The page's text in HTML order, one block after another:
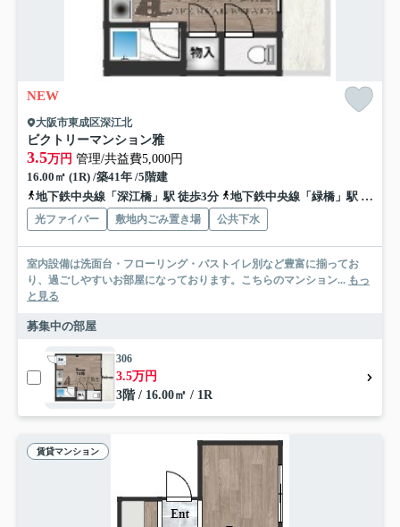
NEW
大阪市東成区深江北
ビクトリーマンション雅
3.5万円 管理/共益費5,000円
16.00㎡ (1R) /築41年 /5階建
地下鉄中央線「深江橋」駅 徒歩3分
地下鉄中央線「緑橋」駅 徒歩14分
光ファイバー 敷地内ごみ置き場 公共下水
室内設備は洗面台・フローリング・バストイレ別など豊富に揃ってお
り、過ごしやすいお部屋になっております。こちらのマンション... もっ
と見る
募集中の部屋
306
3.5万円
3階 / 16.00㎡ / 1R
賃貸マンション